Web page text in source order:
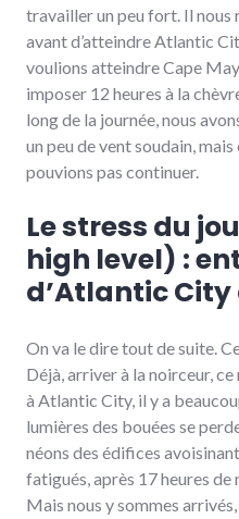
travailler un peu fort. Il nous
avant d’atteindre Atlantic
voulions atteindre Cape
imposer 12 heures à la
long de la journée, nous
un peu de vent soudain, mais
pouvions pas continuer.
Le stress du
high level) :
d’Atlantic City
On va le dire tout de suite.
Déjà, arriver à la noirceur,
à Atlantic City, il y a
lumières des bouées se
néons des édifices
fatigués, après 17 heures
Mais nous y sommes